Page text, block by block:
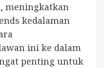
meningkatkan
kedalaman
ini ke dalam
penting untuk